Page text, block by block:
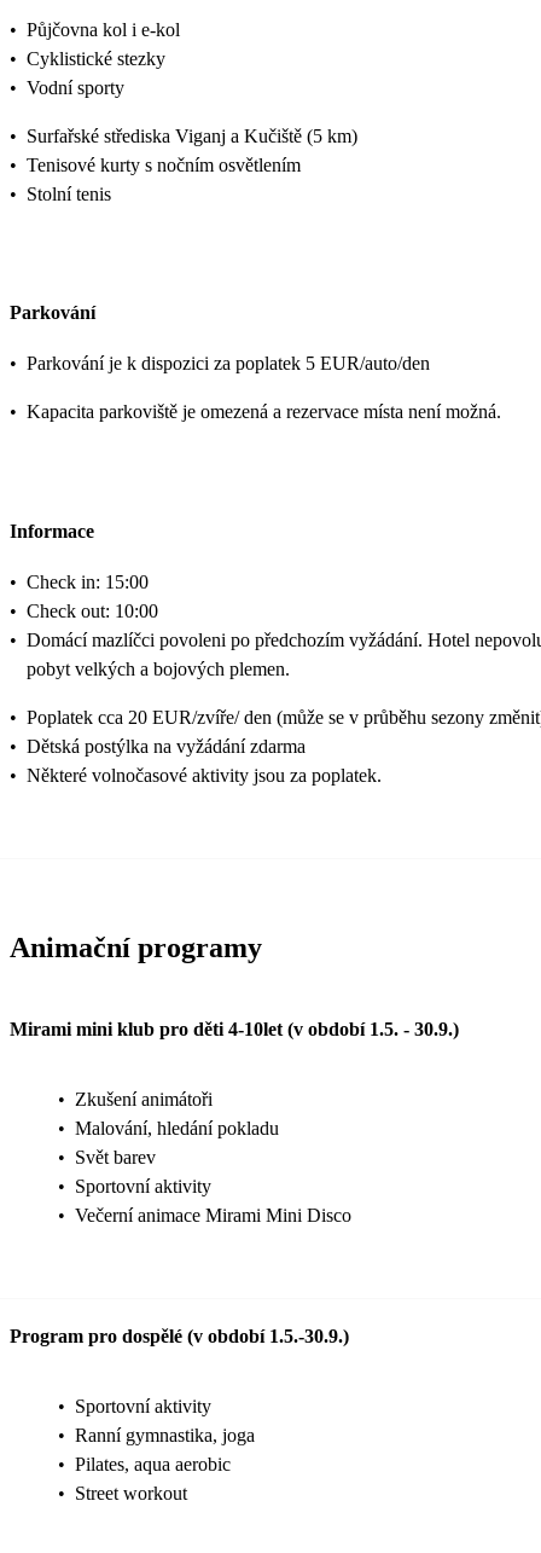
• Půjčovna kol i e-kol
• Cyklistické stezky
• Vodní sporty
• Surfařské střediska Viganj a Kučiště (5 km)
• Tenisové kurty s nočním osvětlením
• Stolní tenis
Parkování
• Parkování je k dispozici za poplatek 5 EUR/auto/den
• Kapacita parkoviště je omezená a rezervace místa není možná.
Informace
• Check in: 15:00
• Check out: 10:00
• Domácí mazlíčci povoleni po předchozím vyžádání. Hotel
pobyt velkých a bojových plemen.
• Poplatek cca 20 EUR/zvíře/ den (může se v průběhu sezony
• Dětská postýlka na vyžádání zdarma
• Některé volnočasové aktivity jsou za poplatek.
Animační programy
Mirami mini klub pro děti 4-10let (v období 1.5. - 30.9.)
• Zkušení animátoři
• Malování, hledání pokladu
• Svět barev
• Sportovní aktivity
• Večerní animace Mirami Mini Disco
Program pro dospělé (v období 1.5.-30.9.)
• Sportovní aktivity
• Ranní gymnastika, joga
• Pilates, aqua aerobic
• Street workout